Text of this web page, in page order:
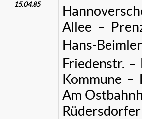
15.04.85
Allee –
Hans-
Friedenstr. –
Kommune –
Am
Rüdersdorfer